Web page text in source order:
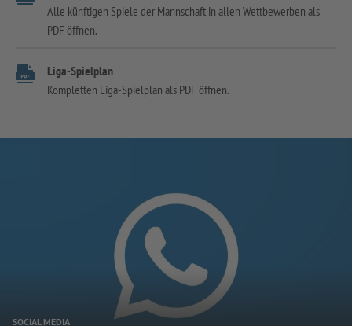
Alle künftigen Spiele der Mannschaft in allen Wettbewerben als
PDF öffnen.
Liga-Spielplan
Kompletten Liga-Spielplan als PDF öffnen.
SOCIAL MEDIA